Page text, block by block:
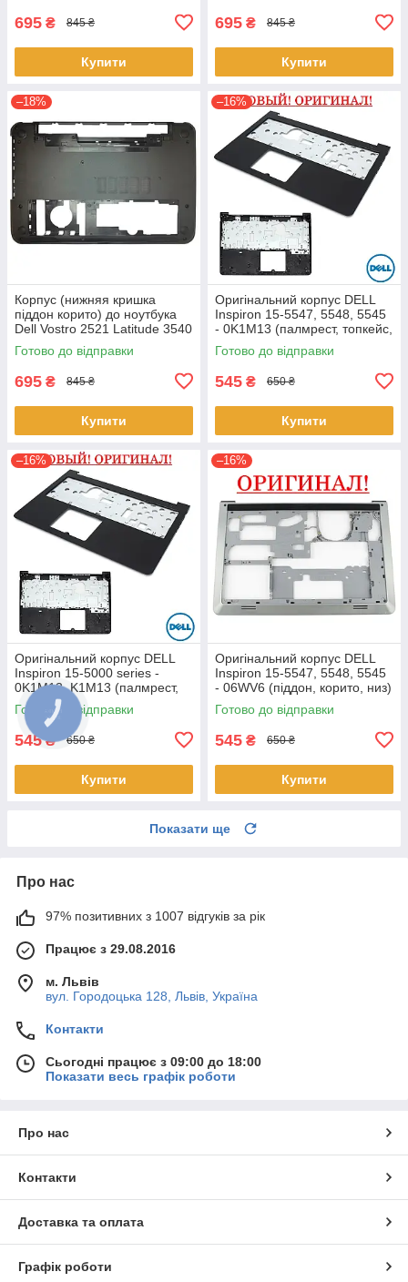
695 ₴ 845 ₴
Купити
695 ₴ 845 ₴
Купити
–18%
Корпус (нижняя кришка
піддон корито) до ноутбука
Dell Vostro 2521 Latitude 3540
(0YXMG9, AP0ZG000200)
Готово до відправки
695 ₴ 845 ₴
Купити
–16%
Оригінальний корпус DELL
Inspiron 15-5547, 5548, 5545
- 0K1M13 (палмрест, топкейс,
верх)
Готово до відправки
545 ₴ 650 ₴
Купити
–16%
Оригінальний корпус DELL
Inspiron 15-5000 series -
0K1M13, K1M13 (палмрест,
топкейс, верх)
Готово до відправки
545₴ 650 ₴
Купити
–16%
Оригінальний корпус DELL
Inspiron 15-5547, 5548, 5545
- 06WV6 (піддон, корито, низ)
Готово до відправки
545 ₴ 650 ₴
Купити
Показати ще
Про нас
97% позитивних з 1007 відгуків за рік
Працює з 29.08.2016
м. Львів
вул. Городоцька 128, Львів, Україна
Контакти
Сьогодні працює з 09:00 до 18:00
Показати весь графік роботи
Про нас
Контакти
Доставка та оплата
Графік роботи